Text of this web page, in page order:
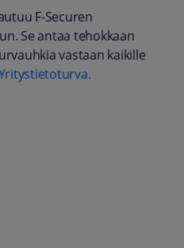
F-Securen
Se antaa tehokkaan
vastaan kaikille